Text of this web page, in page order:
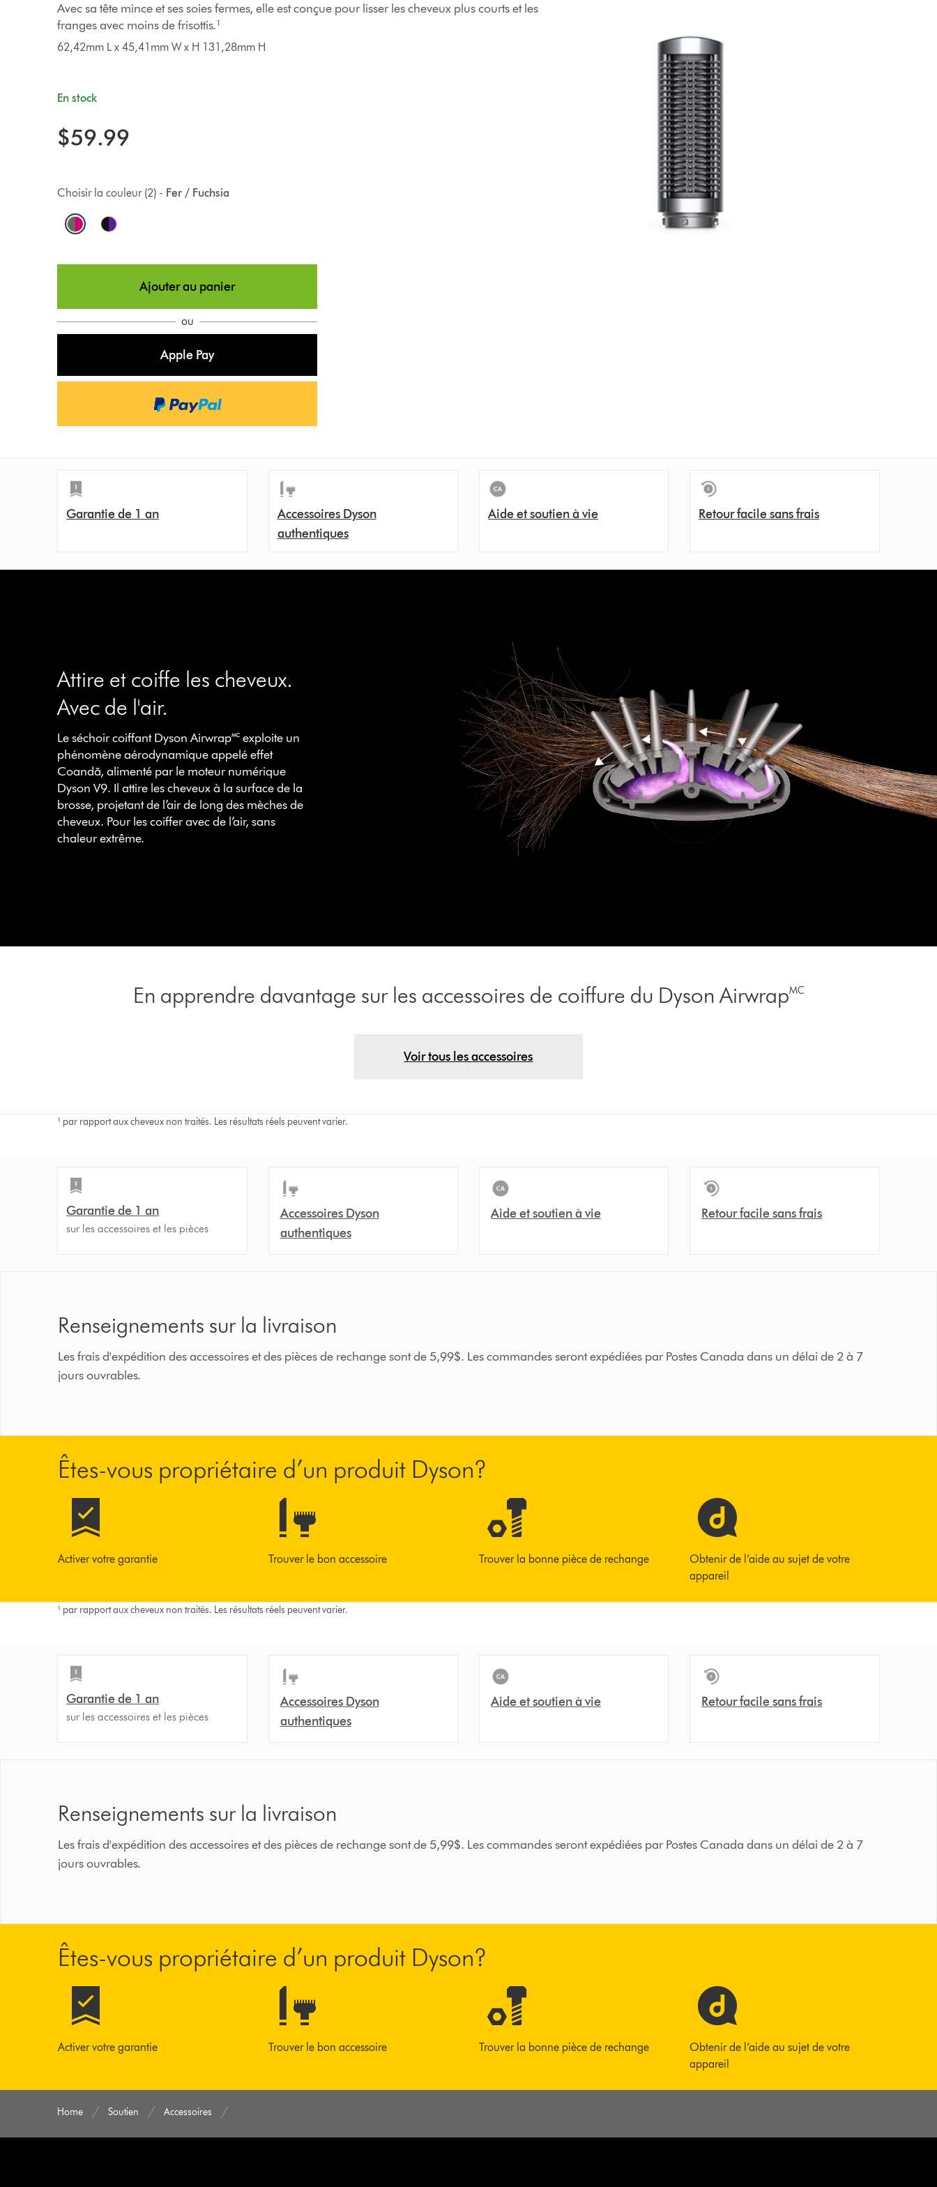
Avec sa tête mince et ses soies fermes, elle est conçue pour lisser les cheveux plus courts et les
franges avec moins de frisottis.¹
62,42mm L x 45,41mm W x H 131,28mm H
En stock
$59.99
Fer / Fuchsia
Choisir la couleur (2) -
O
t
o
Ajouter au panier
ou
Apple Pay
Garantie de 1 an
Accessoires Dyson
authentiques
Aide et soutien à vie Retour facile sans frais
Attire et coiffe les cheveux.
Avec de l'air.
Le séchoir coiffant Dyson Airwrap🅪 exploite un
phénomène aérodynamique appelé effet
Coandă, alimenté par le moteur numérique
Dyson V9. Il attire les cheveux à la surface de la
brosse, projetant de l’air de long des mèches de
cheveux. Pour les coiffer avec de l’air, sans
chaleur extrême.
En apprendre davantage sur les accessoires de coiffure du Dyson Airwrap🅪
Voir tous les accessoires
¹ par rapport aux cheveux non traités. Les résultats réels peuvent varier.
Garantie de 1 an
sur les accessoires et les pièces
Accessoires Dyson
authentiques
Aide et soutien à vie Retour facile sans frais
Renseignements sur la livraison
Les frais d'expédition des accessoires et des pièces de rechange sont de 5,99$. Les commandes seront expédiées par Postes Canada dans un délai de 2 à 7
jours ouvrables.
Êtes-vous propriétaire d’un produit Dyson?
Activer votre garantie Trouver le bon accessoire Trouver la bonne pièce de rechange
Obtenir de l’aide au sujet de votre
appareil
¹ par rapport aux cheveux non traités. Les résultats réels peuvent varier.
Garantie de 1 an
sur les accessoires et les pièces
Accessoires Dyson
authentiques
Aide et soutien à vie Retour facile sans frais
Renseignements sur la livraison
Les frais d'expédition des accessoires et des pièces de rechange sont de 5,99$. Les commandes seront expédiées par Postes Canada dans un délai de 2 à 7
jours ouvrables.
Êtes-vous propriétaire d’un produit Dyson?
Activer votre garantie Trouver le bon accessoire Trouver la bonne pièce de rechange
Obtenir de l’aide au sujet de votre
appareil
Home Soutien Accessoires